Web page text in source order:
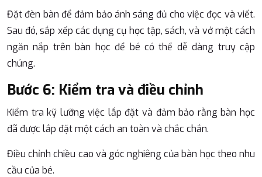
Đặt đèn bàn để đảm bảo ánh sáng đủ cho việc đọc và viết.
Sau đó, sắp xếp các dụng cụ học tập, sách, và vở một cách
ngăn nắp trên bàn học để bé có thể dễ dàng truy cập
chúng.
Bước 6: Kiểm tra và điều chỉnh
Kiểm tra kỹ lưỡng việc lắp đặt và đảm bảo rằng bàn học
đã được lắp đặt một cách an toàn và chắc chắn.
Điều chỉnh chiều cao và góc nghiêng của bàn học theo nhu
cầu của bé.